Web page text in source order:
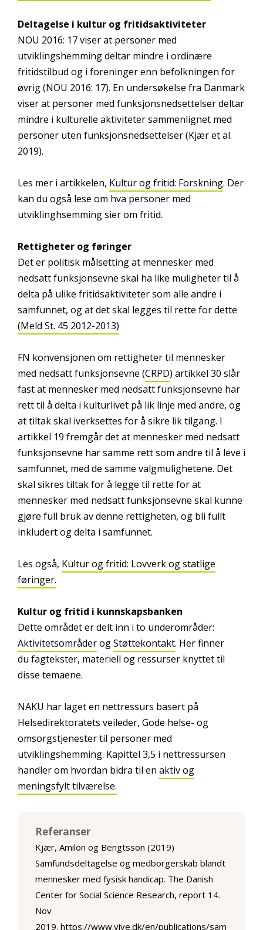
Deltagelse i kultur og fritidsaktiviteter
NOU 2016: 17 viser at personer med
utviklingshemming deltar mindre i ordinære
fritidstilbud og i foreninger enn befolkningen for
øvrig (NOU 2016: 17). En undersøkelse fra Danmark
viser at personer med funksjonsnedsettelser deltar
mindre i kulturelle aktiviteter sammenlignet med
personer uten funksjonsnedsettelser (Kjær et al.
2019).
Les mer i artikkelen, Kultur og fritid: Forskning. Der
kan du også lese om hva personer med
utviklinghsemming sier om fritid.
Rettigheter og føringer
Det er politisk målsetting at mennesker med
nedsatt funksjonsevne skal ha like muligheter til å
delta på ulike fritidsaktiviteter som alle andre i
samfunnet, og at det skal legges til rette for dette
(Meld St. 45 2012-2013)
FN konvensjonen om rettigheter til mennesker
med nedsatt funksjonsevne (CRPD) artikkel 30 slår
fast at mennesker med nedsatt funksjonsevne har
rett til å delta i kulturlivet på lik linje med andre, og
at tiltak skal iverksettes for å sikre lik tilgang. I
artikkel 19 fremgår det at mennesker med nedsatt
funksjonsevne har samme rett som andre til å leve i
samfunnet, med de samme valgmulighetene. Det
skal sikres tiltak for å legge til rette for at
mennesker med nedsatt funksjonsevne skal kunne
gjøre full bruk av denne rettigheten, og bli fullt
inkludert og delta i samfunnet.
Les også, Kultur og fritid: Lovverk og statlige
føringer.
Kultur og fritid i kunnskapsbanken
Dette området er delt inn i to underområder:
AktivitetsområderogStøttekontakt. Her finner
du fagtekster, materiell og ressurser knyttet til
disse temaene.
NAKU har laget en nettressurs basert på
Helsedirektoratets veileder, Gode helse- og
omsorgstjenester til personer med
utviklingshemming. Kapittel 3,5 i nettressursen
handler om hvordan bidra til en aktiv og
meningsfylt tilværelse.
Referanser
Kjær, Amilon og Bengtsson (2019)
Samfundsdeltagelse og medborgerskab blandt
mennesker med fysisk handicap. The Danish
Center for Social Science Research, report 14.
Nov
2019. https://www.vive.dk/en/publications/sam